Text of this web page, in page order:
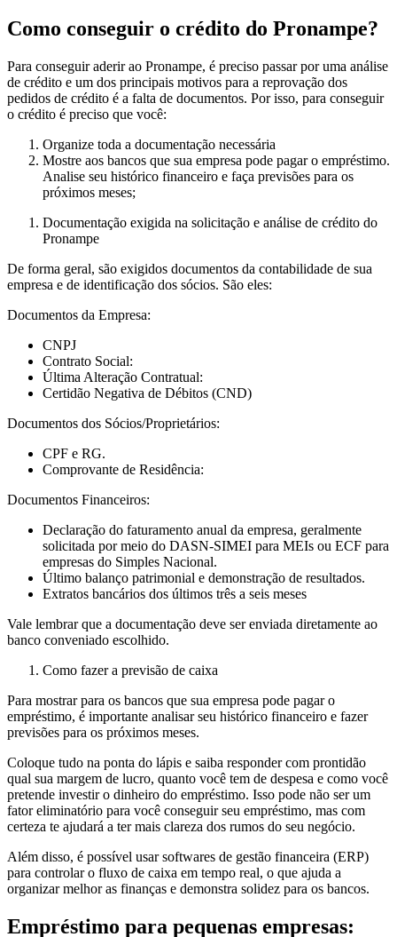
Como conseguir o crédito do Pronampe?
Para conseguir aderir ao Pronampe, é preciso passar por uma análise
de crédito e um dos principais motivos para a reprovação dos
pedidos de crédito é a falta de documentos. Por isso, para conseguir
o crédito é preciso que você:
Organize toda a documentação necessária
Mostre aos bancos que sua empresa pode pagar o empréstimo.
Analise seu histórico financeiro e faça previsões para os
próximos meses;
Documentação exigida na solicitação e análise de crédito do
Pronampe
De forma geral, são exigidos documentos da contabilidade de sua
empresa e de identificação dos sócios. São eles:
Documentos da Empresa:
CNPJ
Contrato Social:
Última Alteração Contratual:
Certidão Negativa de Débitos (CND)
Documentos dos Sócios/Proprietários:
CPF e RG.
Comprovante de Residência:
Documentos Financeiros:
Declaração do faturamento anual da empresa, geralmente
solicitada por meio do DASN-SIMEI para MEIs ou ECF para
empresas do Simples Nacional.
Último balanço patrimonial e demonstração de resultados.
Extratos bancários dos últimos três a seis meses
Vale lembrar que a documentação deve ser enviada diretamente ao
banco conveniado escolhido.
Como fazer a previsão de caixa
Para mostrar para os bancos que sua empresa pode pagar o
empréstimo, é importante analisar seu histórico financeiro e fazer
previsões para os próximos meses.
Coloque tudo na ponta do lápis e saiba responder com prontidão
qual sua margem de lucro, quanto você tem de despesa e como você
pretende investir o dinheiro do empréstimo. Isso pode não ser um
fator eliminatório para você conseguir seu empréstimo, mas com
certeza te ajudará a ter mais clareza dos rumos do seu negócio.
Além disso, é possível usar softwares de gestão financeira (ERP)
para controlar o fluxo de caixa em tempo real, o que ajuda a
organizar melhor as finanças e demonstra solidez para os bancos.
Empréstimo para pequenas empresas: